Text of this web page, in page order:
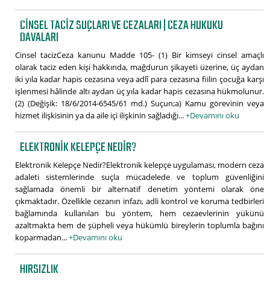
CINSEL TACIZ SUÇLARI VE CEZALARI | CEZA HUKUKU
DAVALARI
Cinsel tacizCeza kanunu Madde 105- (1) Bir kimseyi cinsel amaçlı
olarak taciz eden kişi hakkında, mağdurun şikayeti üzerine, üç aydan
iki yıla kadar hapis cezasına veya adlî para cezasına fiilin çocuğa karşı
işlenmesi hâlinde altı aydan üç yıla kadar hapis cezasına hükmolunur.
(2) (Değişik: 18/6/2014-6545/61 md.) Suçun;a) Kamu görevinin veya
hizmet ilişkisinin ya da aile içi ilişkinin sağladığı...+Devamını oku
ELEKTRONIK KELEPÇE NEDIR?
Elektronik Kelepçe Nedir?Elektronik kelepçe uygulaması, modern ceza
adaleti sistemlerinde suçla mücadelede ve toplum güvenliğini
sağlamada önemli bir alternatif denetim yöntemi olarak öne
çıkmaktadır. Özellikle cezanın infazı, adli kontrol ve koruma tedbirleri
bağlamında kullanılan bu yöntem, hem cezaevlerinin yükünü
azaltmakta hem de şüpheli veya hükümlü bireylerin toplumla bağını
koparmadan...+Devamını oku
HIRSIZLIK